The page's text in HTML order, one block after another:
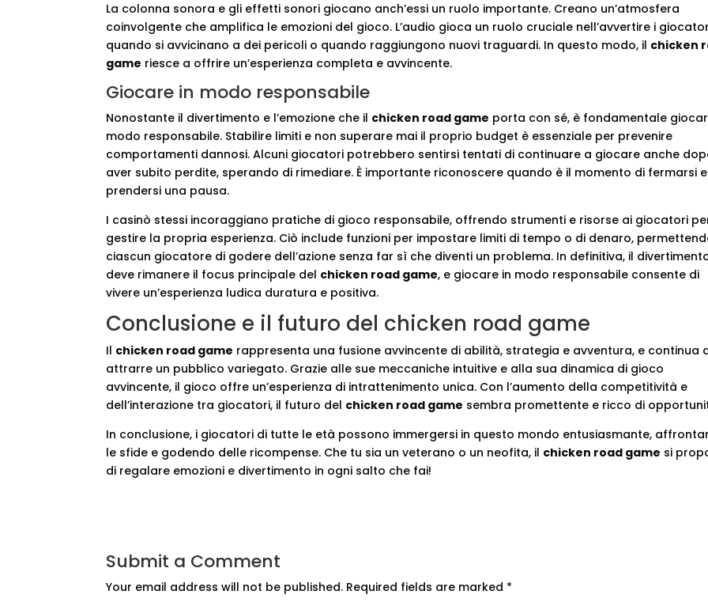
La colonna sonora e gli effetti sonori giocano anch’essi un ruolo importante. Creano un’atmosfera
coinvolgente che amplifica le emozioni del gioco. L’audio gioca un ruolo cruciale nell’avvertire i
quando si avvicinano a dei pericoli o quando raggiungono nuovi traguardi. In questo modo, il chicken
game riesce a offrire un’esperienza completa e avvincente.
Giocare in modo responsabile
Nonostante il divertimento e l’emozione che il chicken road game porta con sé, è fondamentale
modo responsabile. Stabilire limiti e non superare mai il proprio budget è essenziale per prevenire
comportamenti dannosi. Alcuni giocatori potrebbero sentirsi tentati di continuare a giocare anche
aver subito perdite, sperando di rimediare. È importante riconoscere quando è il momento di fermarsi e
prendersi una pausa.
I casinò stessi incoraggiano pratiche di gioco responsabile, offrendo strumenti e risorse ai giocatori
gestire la propria esperienza. Ciò include funzioni per impostare limiti di tempo o di denaro,
ciascun giocatore di godere dell’azione senza far sì che diventi un problema. In definitiva, il
deve rimanere il focus principale del chicken road game, e giocare in modo responsabile consente di
vivere un’esperienza ludica duratura e positiva.
Conclusione e il futuro del chicken road game
Il chicken road game rappresenta una fusione avvincente di abilità, strategia e avventura, e continua
attrarre un pubblico variegato. Grazie alle sue meccaniche intuitive e alla sua dinamica di gioco
avvincente, il gioco offre un’esperienza di intrattenimento unica. Con l’aumento della competitività e
dell’interazione tra giocatori, il futuro del chicken road game sembra promettente e ricco di
In conclusione, i giocatori di tutte le età possono immergersi in questo mondo entusiasmante,
le sfide e godendo delle ricompense. Che tu sia un veterano o un neofita, il chicken road game si
di regalare emozioni e divertimento in ogni salto che fai!
Submit a Comment
Your email address will not be published. Required fields are marked *